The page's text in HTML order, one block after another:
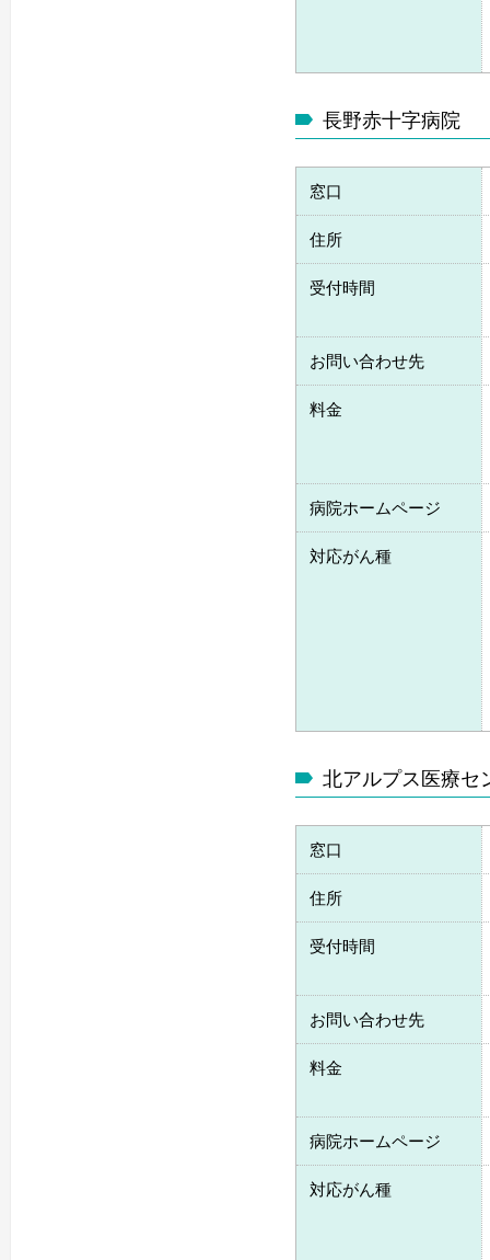
長野赤十字病院
窓口
住所
受付時間
お問い合わせ先
料金
病院ホームページ
対応がん種
北アルプス医療
窓口
住所
受付時間
お問い合わせ先
料金
病院ホームページ
対応がん種